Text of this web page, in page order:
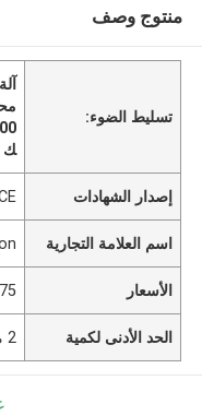
منتوج وصف
تسليط الضوء:
ك
إصدار الشهادات
اسم العلامة التجارية
الأسعار Sets
الحد الأدنى لكمية 2 مجموعات